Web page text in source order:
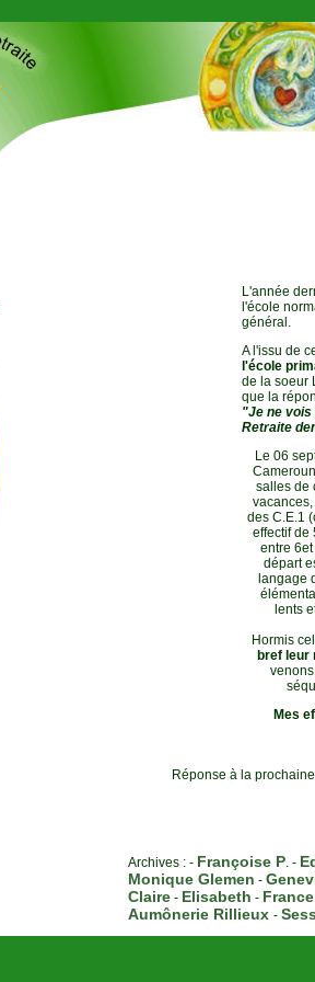
L'année
l'école
général.
A l'issu de
l'école
de la soeur
que la
"Je ne vois
Retraite
Le 06
salles de
des C.E.1
effectif de
entre
départ
langage
lents
Hormis
bref leur
Mes
Réponse à la
Archives : - Françoise P. -
Monique Glemen -
Claire - Elisabeth - France
Aumônerie Rillieux -